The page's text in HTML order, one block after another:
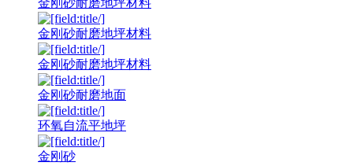
金刚砂耐磨地坪材料
金刚砂耐磨地坪材料
金刚砂耐磨地坪材料
金刚砂耐磨地面
环氧自流平地坪
金刚砂